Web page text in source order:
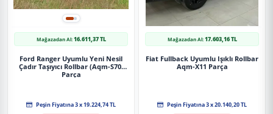
Mağazadan Al:16.611,37 TL
Ford Ranger Uyumlu Yeni Nesil
Çadır Taşıyıcı Rollbar (Aqm-S70)
Parça
Peşin Fiyatına 3 x 19.224,74 TL
Mağazadan Al:17.603,16 TL
Fiat Fullback Uyumlu Işıklı Rollbar
Aqm-X11 Parça
Peşin Fiyatına 3 x 20.140,20 TL